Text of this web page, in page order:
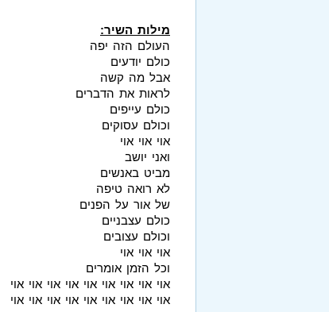
מילות השיר:
העולם הזה יפה
כולם יודעים
אבל מה קשה
לראות את הדברים
כולם עייפים
וכולם עסוקים
אוי אוי אוי
ואני יושב
מביט באנשים
לא רואה טיפה
של אור על הפנים
כולם עצבניים
וכולם עצובים
אוי אוי אוי
וכל הזמן אומרים
אוי אוי אוי אוי אוי אוי אוי אוי אוי
אוי אוי אוי אוי אוי אוי אוי אוי אוי